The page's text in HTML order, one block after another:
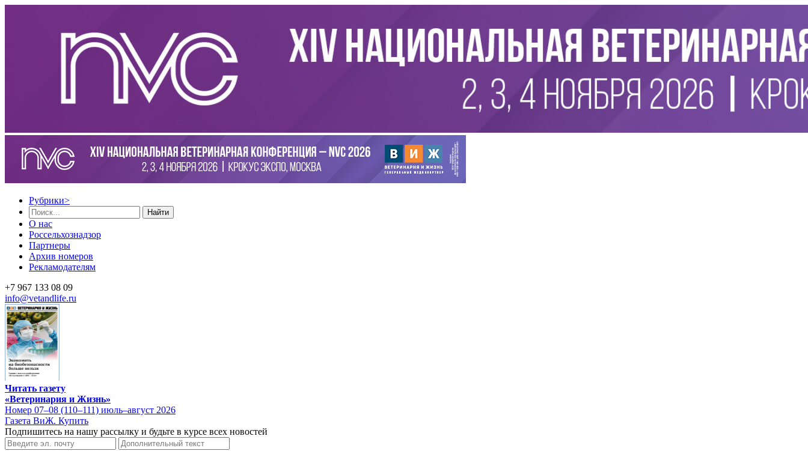
Рубрики>
Найти
О нас
Россельхознадзор
Партнеры
Архив номеров
Рекламодателям
+7 967 133 08 09
info@vetandlife.ru
Читать газету
«Ветеринария и Жизнь»
Номер 07–08 (110–111) июль–август 2026
Газета ВиЖ. Купить
Подпишитесь на нашу рассылку и будьте в курсе всех новостей